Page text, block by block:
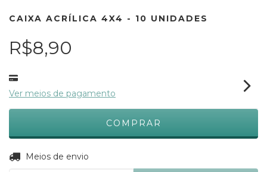
CAIXA ACRÍLICA 4X4 - 10 UNIDADES
R$8,90
Ver meios de pagamento
Entregas para o CEP:
Meios de envio